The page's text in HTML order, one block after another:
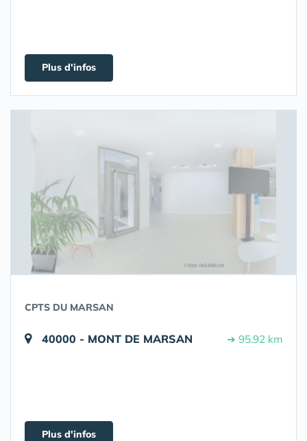
Plus d'infos
CPTS DU MARSAN
40000 - MONT DE MARSAN ➔ 95.92 km
Plus d'infos